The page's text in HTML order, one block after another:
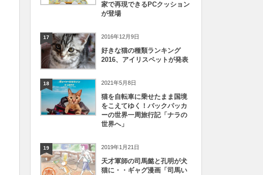
家で再現できるPCクッション
が登場
17 2016年12月9日
好きな猫の種類ランキング
2016、アイリスペットが発表
18 2021年5月8日
猫を自転車に乗せたまま国境
をこえてゆく！バックパッカ
ーの世界一周旅行記「ナラの
世界へ」
19 2019年1月21日
天才軍師の司馬懿と孔明が犬
猫に・・ギャグ漫画「司馬い